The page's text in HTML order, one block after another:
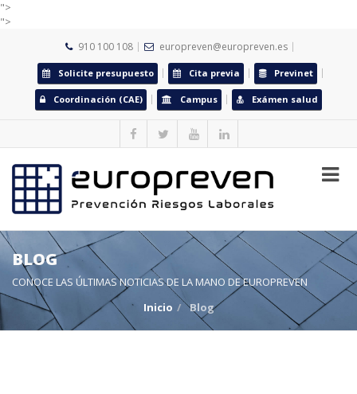
">
">
910 100 108 europreven@europreven.es
Solicite presupuesto Cita previa Previnet
Coordinación (CAE) Campus Exámen salud
BLOG
CONOCE LAS ÚLTIMAS NOTICIAS DE LA MANO DE EUROPREVEN
Inicio
Blog